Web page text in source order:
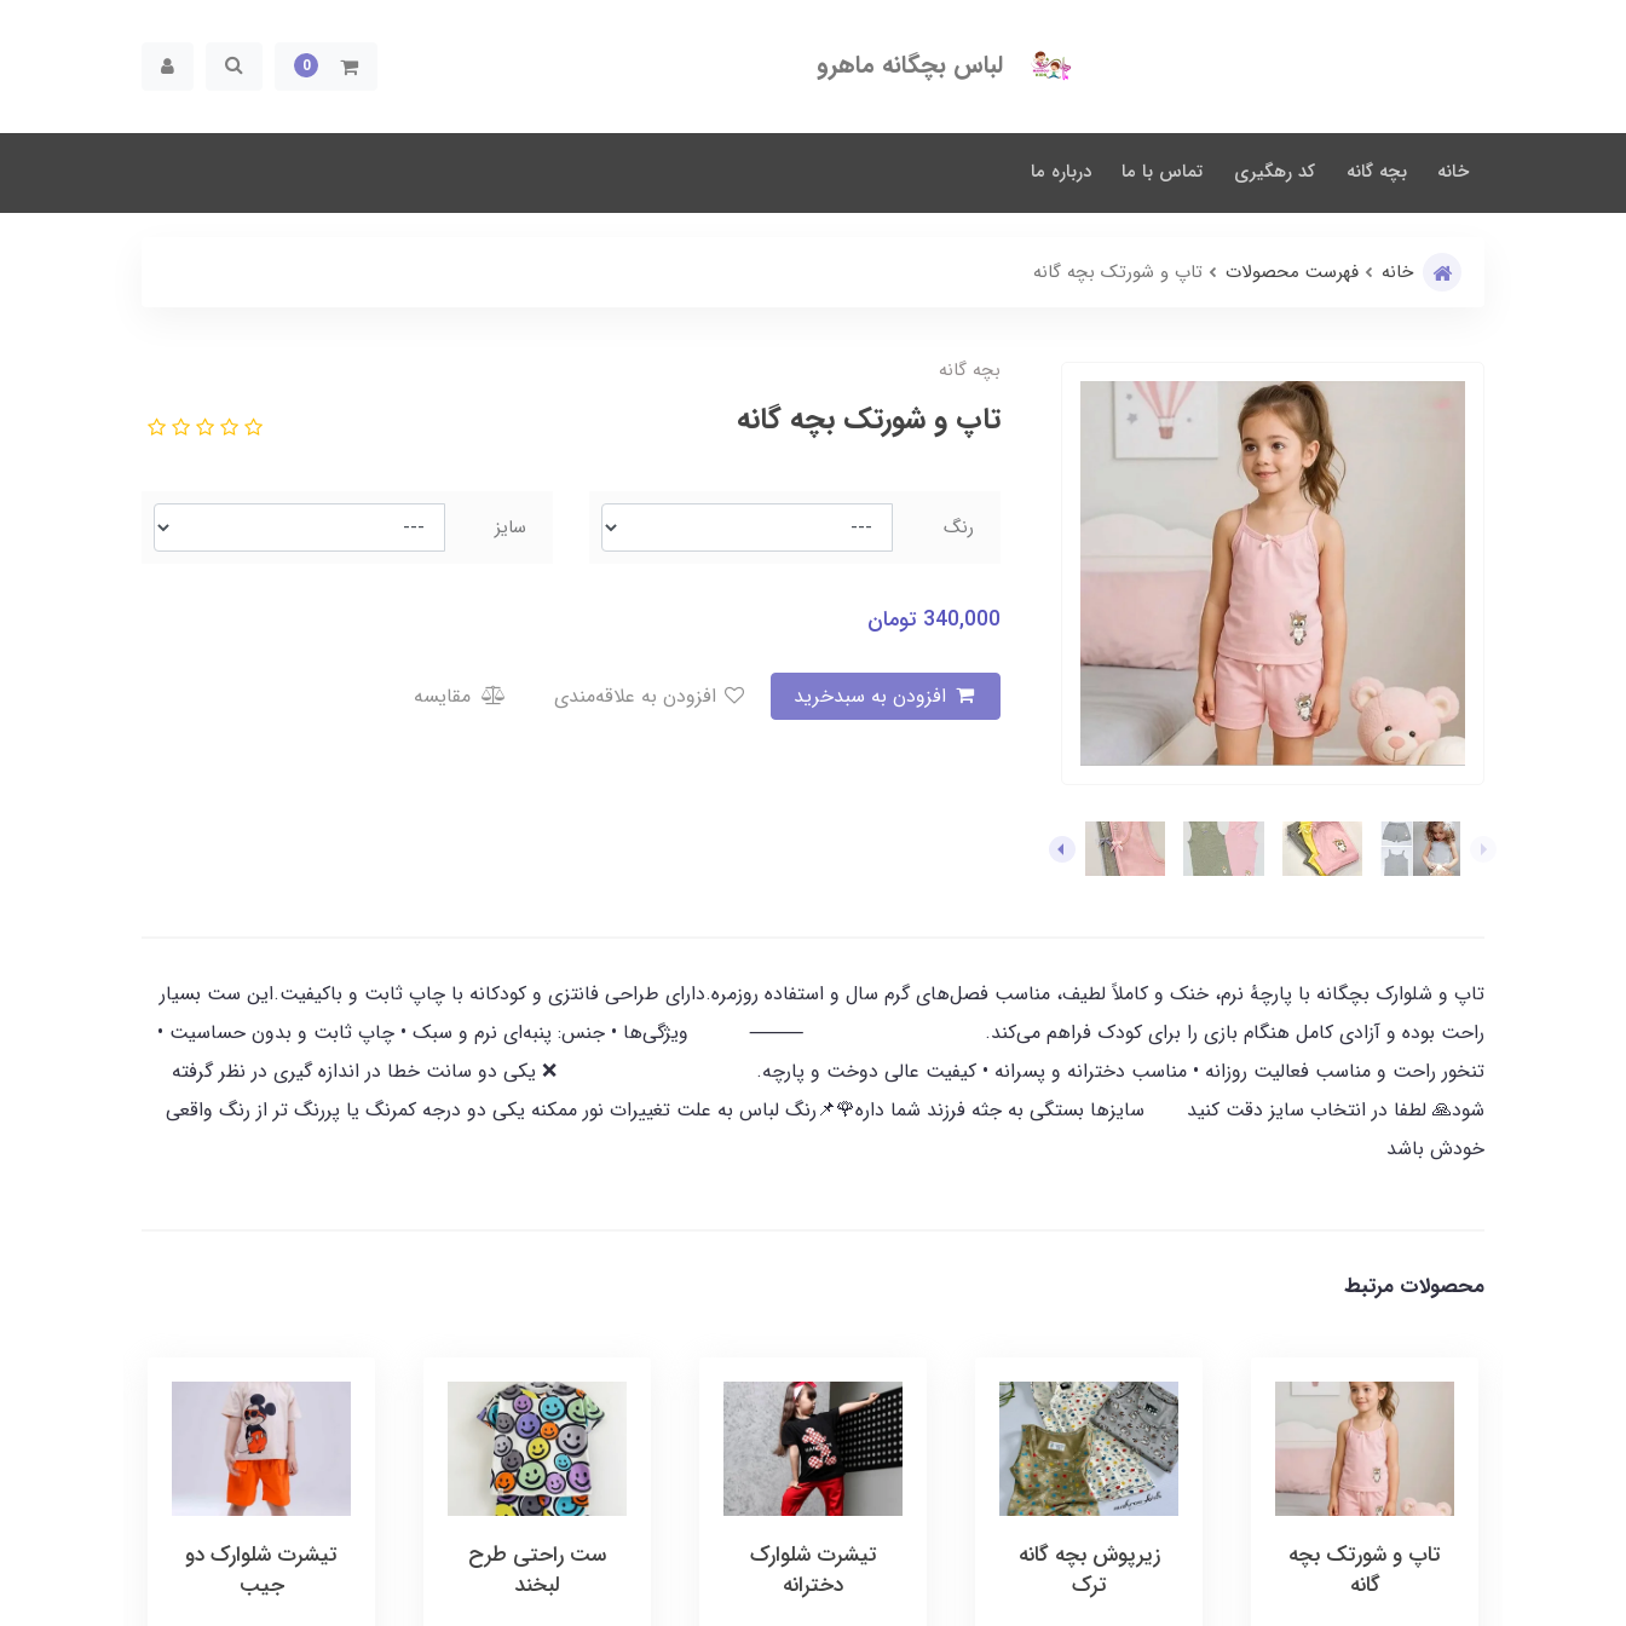
لباس بچگانه ماهرو 0
خانه بچه گانه کد رهگیری تماس با ما درباره ما
خانه فهرست محصولات تاپ و شورتک بچه گانه
بچه گانه
تاپ و شورتک بچه گانه
رنگ سایز
340,000 تومان
مقایسه
تاپ و شلوارک بچگانه با پارچهٔ نرم، خنک و کاملاً لطیف، مناسب فصل‌های گرم سال و استفاده روزمره.دارای طراحی فانتزی و کودکانه با چاپ ثابت و باکیفیت.این ست بسیار
راحت بوده و آزادی کامل هنگام بازی را برای کودک فراهم می‌کند. ⸻ ویژگی‌ها • جنس: پنبه‌ای نرم و سبک • چاپ ثابت و بدون حساسیت •
تنخور راحت و مناسب فعالیت روزانه • مناسب دخترانه و پسرانه • کیفیت عالی دوخت و پارچه. ❌️ یکی دو سانت خطا در اندازه گیری در نظر گرفته
شود🙏 لطفا در انتخاب سایز دقت کنید سایزها بستگی به جثه فرزند شما داره🌹📌رنگ لباس به علت تغییرات نور ممکنه یکی دو درجه کمرنگ یا پررنگ تر از رنگ واقعی
خودش باشد
محصولات مرتبط
تاپ و شورتک بچه
گانه
زیرپوش بچه گانه
ترک
تیشرت شلوارک
دخترانه
ست راحتی طرح
لبخند
تیشرت شلوارک دو
جیب